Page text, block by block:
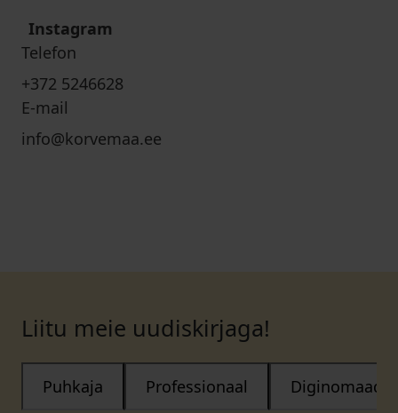
Instagram
Telefon
+372 5246628
E-mail
info@korvemaa.ee
Liitu meie uudiskirjaga!
Puhkaja Professionaal Diginomaad